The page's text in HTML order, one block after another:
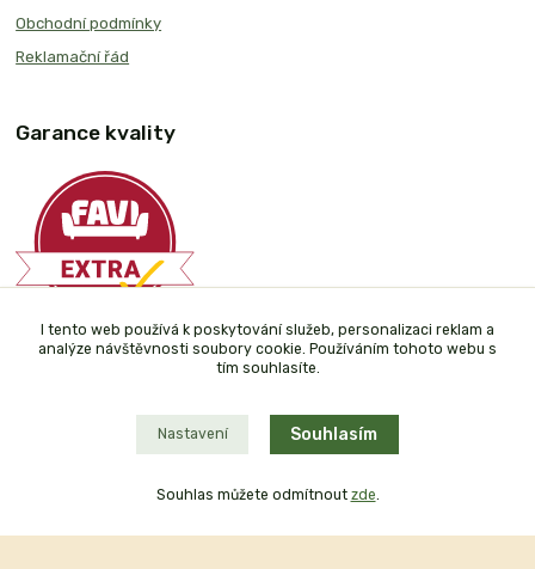
Obchodní podmínky
Reklamační řád
Garance kvality
Plaťte u nás bezpečně
I tento web používá k poskytování služeb, personalizaci reklam a
analýze návštěvnosti soubory cookie. Používáním tohoto webu s
tím souhlasíte.
Nastavení Souhlasím
Souhlas můžete odmítnout zde